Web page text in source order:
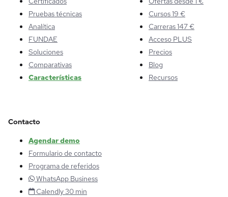
Pruebas técnicas
Analítica
FUNDAE
Soluciones
Comparativas
Características
Cursos 19 €
Carreras 147 €
Acceso PLUS
Precios
Blog
Recursos
Contacto
Agendar demo
Formulario de contacto
Programa de referidos
WhatsApp Business
Calendly 30 min